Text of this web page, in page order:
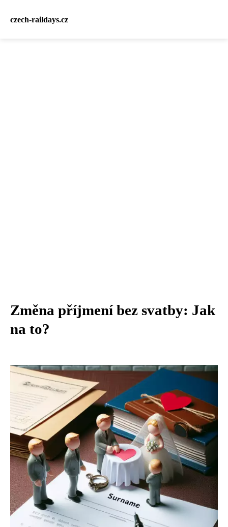
czech-raildays.cz
Změna příjmení bez svatby: Jak
na to?